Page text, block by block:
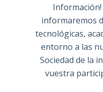
informaremos
tecnológicas,
entorno a las
Sociedad de la
vuestra